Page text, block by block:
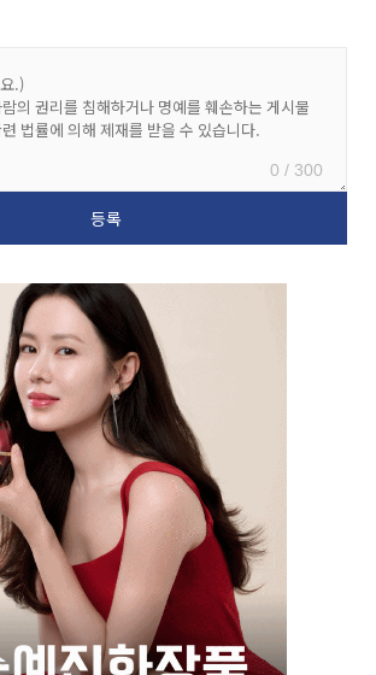
0 / 300